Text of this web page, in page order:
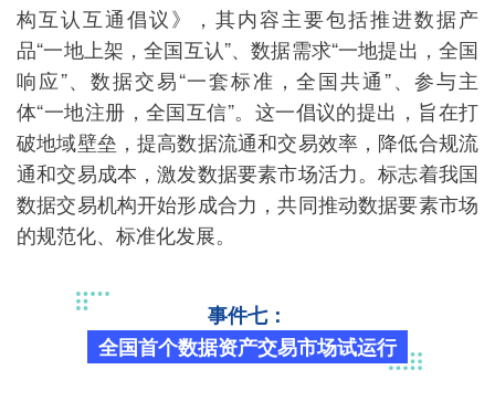
构互认互通倡议》，其内容主要包括推进数据产
品“一地上架，全国互认”、数据需求“一地提出，全国
响应”、数据交易“一套标准，全国共通”、参与主
体“一地注册，全国互信”。这一倡议的提出，旨在打
破地域壁垒，提高数据流通和交易效率，降低合规流
通和交易成本，激发数据要素市场活力。标志着我国
数据交易机构开始形成合力，共同推动数据要素市场
的规范化、标准化发展。
事件七：
全国首个数据资产交易市场试运行